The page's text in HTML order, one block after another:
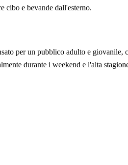
cibo e bevande dall'esterno.
per un pubblico adulto e giovanile,
durante i weekend e l'alta